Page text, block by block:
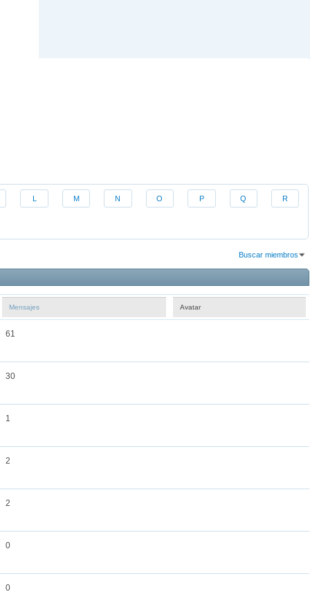
L M N O P Q R
Buscar miembros
Mensajes Avatar
61
30
1
2
2
0
0